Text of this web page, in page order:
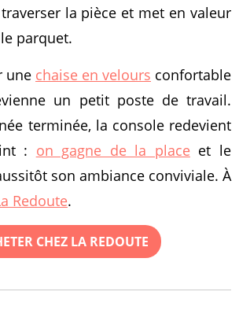
la pièce et met en valeur
parquet.
une chaise en velours confortable
un petit poste de travail.
terminée, la console redevient
: on gagne de la placeet le
son ambiance conviviale. À
Redoute.
CHEZ LA REDOUTE